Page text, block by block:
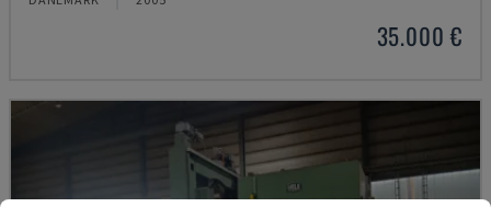
35.000 €